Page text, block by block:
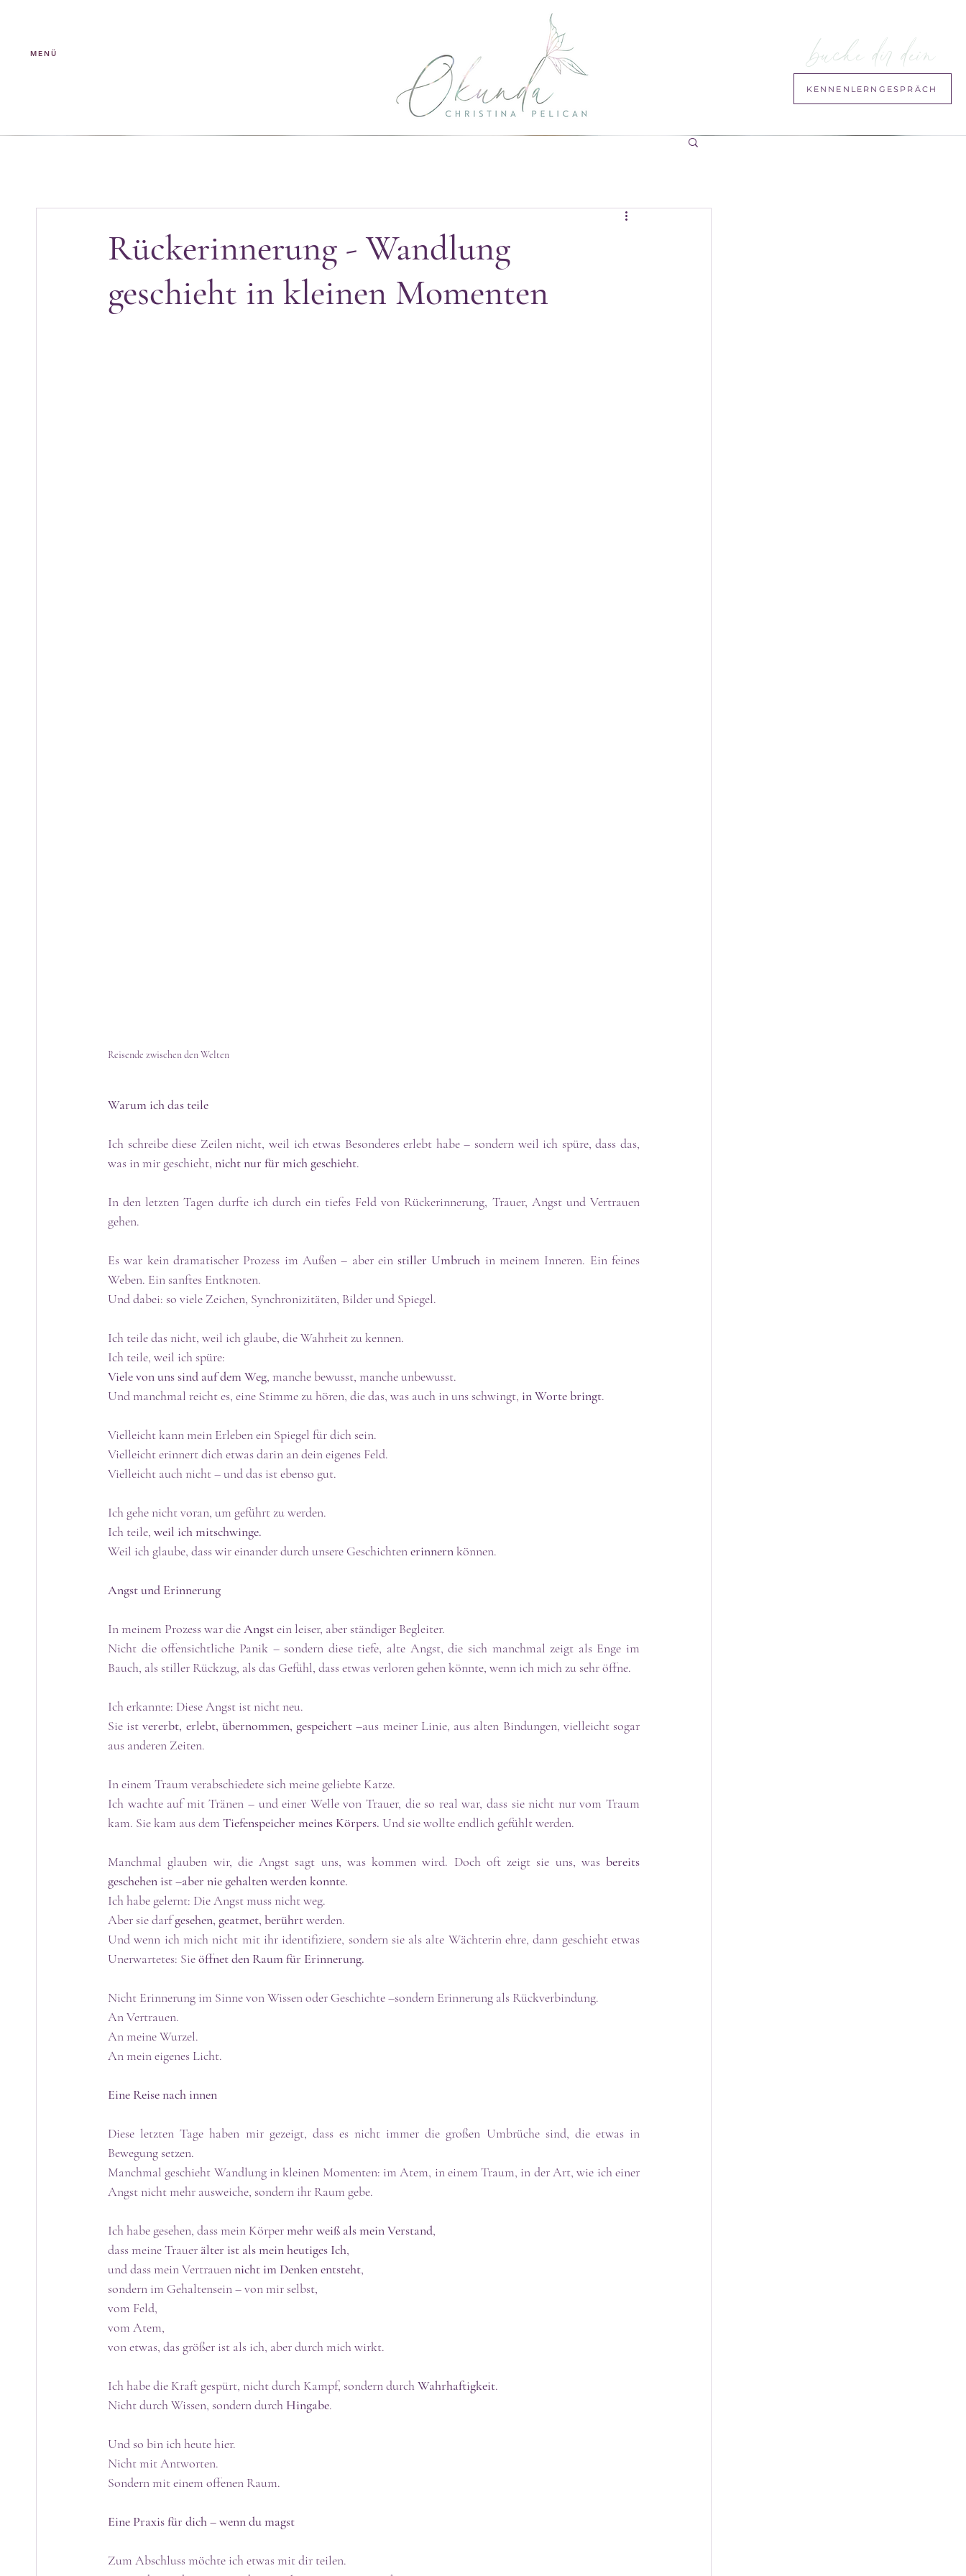
MENÜ buche dir dein
KENNENLERNGESPRÄCH
Rückerinnerung - Wandlung
geschieht in kleinen Momenten
Reisende zwischen den Welten
Warum ich das teile
Ich schreibe diese Zeilen nicht, weil ich etwas Besonderes erlebt habe – sondern weil ich spüre, dass das,
was in mir geschieht, nicht nur für mich geschieht.
In den letzten Tagen durfte ich durch ein tiefes Feld von Rückerinnerung, Trauer, Angst und Vertrauen
gehen.
Es war kein dramatischer Prozess im Außen – aber ein stiller Umbruch in meinem Inneren. Ein feines
Weben. Ein sanftes Entknoten.
Und dabei: so viele Zeichen, Synchronizitäten, Bilder und Spiegel.
Ich teile das nicht, weil ich glaube, die Wahrheit zu kennen.
Ich teile, weil ich spüre:
Viele von uns sind auf dem Weg, manche bewusst, manche unbewusst.
Und manchmal reicht es, eine Stimme zu hören, die das, was auch in uns schwingt, in Worte bringt.
Vielleicht kann mein Erleben ein Spiegel für dich sein.
Vielleicht erinnert dich etwas darin an dein eigenes Feld.
Vielleicht auch nicht – und das ist ebenso gut.
Ich gehe nicht voran, um geführt zu werden.
Ich teile, weil ich mitschwinge.
Weil ich glaube, dass wir einander durch unsere Geschichten erinnern können.
Angst und Erinnerung
In meinem Prozess war die Angst ein leiser, aber ständiger Begleiter.
Nicht die offensichtliche Panik – sondern diese tiefe, alte Angst, die sich manchmal zeigt als Enge im
Bauch, als stiller Rückzug, als das Gefühl, dass etwas verloren gehen könnte, wenn ich mich zu sehr öffne.
Ich erkannte: Diese Angst ist nicht neu.
Sie ist vererbt, erlebt, übernommen, gespeichert –aus meiner Linie, aus alten Bindungen, vielleicht sogar
aus anderen Zeiten.
In einem Traum verabschiedete sich meine geliebte Katze.
Ich wachte auf mit Tränen – und einer Welle von Trauer, die so real war, dass sie nicht nur vom Traum
kam. Sie kam aus dem Tiefenspeicher meines Körpers. Und sie wollte endlich gefühlt werden.
Manchmal glauben wir, die Angst sagt uns, was kommen wird. Doch oft zeigt sie uns, was bereits
geschehen ist –aber nie gehalten werden konnte.
Ich habe gelernt: Die Angst muss nicht weg.
Aber sie darf gesehen, geatmet, berührt werden.
Und wenn ich mich nicht mit ihr identifiziere, sondern sie als alte Wächterin ehre, dann geschieht etwas
Unerwartetes: Sie öffnet den Raum für Erinnerung.
Nicht Erinnerung im Sinne von Wissen oder Geschichte –sondern Erinnerung als Rückverbindung.
An Vertrauen.
An meine Wurzel.
An mein eigenes Licht.
Eine Reise nach innen
Diese letzten Tage haben mir gezeigt, dass es nicht immer die großen Umbrüche sind, die etwas in
Bewegung setzen.
Manchmal geschieht Wandlung in kleinen Momenten: im Atem, in einem Traum, in der Art, wie ich einer
Angst nicht mehr ausweiche, sondern ihr Raum gebe.
Ich habe gesehen, dass mein Körper mehr weiß als mein Verstand,
dass meine Trauer älter ist als mein heutiges Ich,
und dass mein Vertrauen nicht im Denken entsteht,
sondern im Gehaltensein – von mir selbst,
vom Feld,
vom Atem,
von etwas, das größer ist als ich, aber durch mich wirkt.
Ich habe die Kraft gespürt, nicht durch Kampf, sondern durch Wahrhaftigkeit.
Nicht durch Wissen, sondern durch Hingabe.
Und so bin ich heute hier.
Nicht mit Antworten.
Sondern mit einem offenen Raum.
Eine Praxis für dich – wenn du magst
Zum Abschluss möchte ich etwas mit dir teilen.